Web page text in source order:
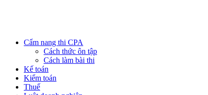
Cẩm nang thi CPA
Cách thức ôn tập
Cách làm bài thi
Kế toán
Kiểm toán
Thuế